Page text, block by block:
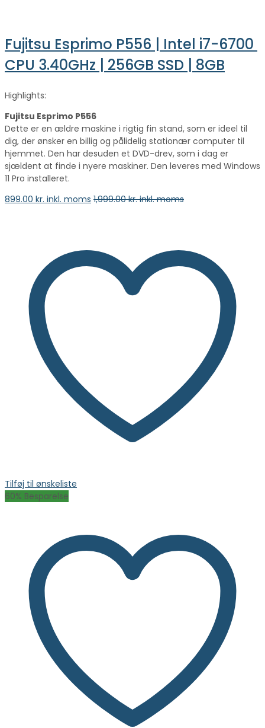
Fujitsu Esprimo P556 | Intel i7-6700
CPU 3.40GHz | 256GB SSD | 8GB
Highlights:
Fujitsu Esprimo P556
Dette er en ældre maskine i rigtig fin stand, som er ideel til
dig, der ønsker en billig og pålidelig stationær computer til
hjemmet. Den har desuden et DVD-drev, som i dag er
sjældent at finde i nyere maskiner. Den leveres med Windows
11 Pro installeret.
899.00 kr. inkl. moms 1,999.00kr. inkl. moms
Tilføj til ønskeliste
60% Besparelse